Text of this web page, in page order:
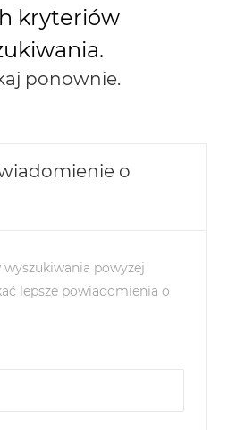
kryteriów
ponownie.
o
powyżej
lepsze powiadomienia o